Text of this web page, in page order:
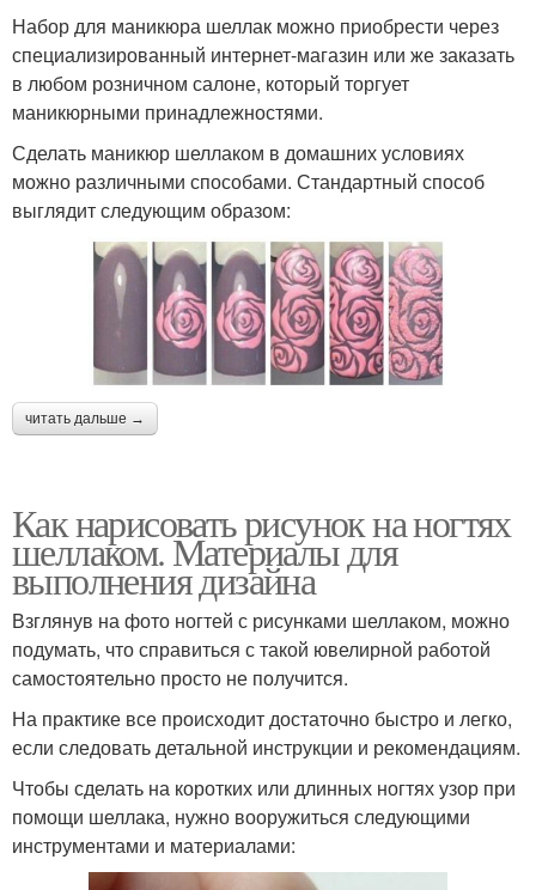
Набор для маникюра шеллак можно приобрести через
специализированный интернет-магазин или же заказать
в любом розничном салоне, который торгует
маникюрными принадлежностями.
Сделать маникюр шеллаком в домашних условиях
можно различными способами. Стандартный способ
выглядит следующим образом:
читать дальше →
Как нарисовать рисунок на ногтях
шеллаком. Материалы для
выполнения дизайна
Взглянув на фото ногтей с рисунками шеллаком, можно
подумать, что справиться с такой ювелирной работой
самостоятельно просто не получится.
На практике все происходит достаточно быстро и легко,
если следовать детальной инструкции и рекомендациям.
Чтобы сделать на коротких или длинных ногтях узор при
помощи шеллака, нужно вооружиться следующими
инструментами и материалами: